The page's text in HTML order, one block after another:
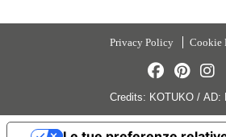
Privacy Policy Cookie
Credits: KOTUKO / AD: